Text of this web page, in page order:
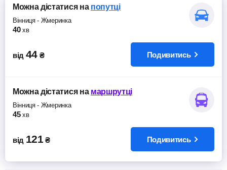
Можна дістатисяна попутці
Вінниця- Жмеринка
40 хв
від 44 ₴ Подивитись
Можна дістатисяна маршрутці
Вінниця- Жмеринка
45 хв
від 121 ₴ Подивитись